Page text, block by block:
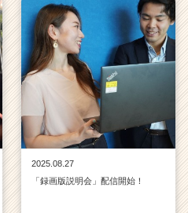
2025.08.27
「録画版説明会」配信開始！